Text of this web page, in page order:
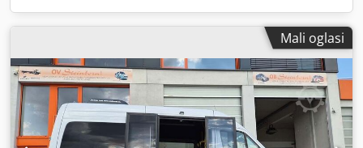
Mali oglasi